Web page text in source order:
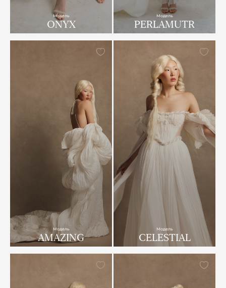
Модель
ONYX
Модель
PERLAMUTR
Модель
AMAZING
Модель
CELESTIAL